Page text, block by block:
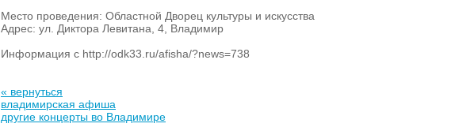
Место проведения: Областной Дворец культуры и искусства
Адрес: ул. Диктора Левитана, 4, Владимир
Информация с http://odk33.ru/afisha/?news=738
« вернуться
владимирская афиша
другие концерты во Владимире